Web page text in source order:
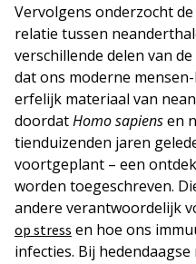
Vervolgens onderzocht
relatie tussen
verschillende delen van
dat ons moderne
erfelijk materiaal van
doordatHomo sapiensen
tienduizenden jaren
voortgeplant – een
worden toegeschreven.
andere verantwoordelijk
op stress en hoe ons
infecties. Bij